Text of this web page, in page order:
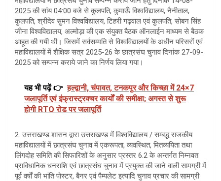
2025 की सांय 04:00 बजे से कुलपति, कुमाऊँ विश्वविद्यालय, नैनीताल,
कुलपति, श्रीदेव सुमन विश्वविद्यालय, टिहरी गढ़वाल एवं कुलपति, सोबन सिंह
जीना विश्वविद्यालय, अल्मोड़ा की एक संयुक्त बैठक ऑनलाईन माध्यम से बैठक
आहूत की गयी थी। जिसमें सर्वसम्मति से विश्वविद्यालयों के अधीन परिसरों एवं
महाविद्यालयों में शैक्षिक सत्र 2025-26 के छात्रसंघ चुनाव दिनांक 27-09-
2025 को सम्पन्न कराये जाने का निर्णय लिया गया।
यह भी पढ़ें 👉 हल्द्वानी, चंपावत, टनकपुर और किच्छा में 24×7
जलापूर्ति एवं इंफ्रास्ट्रक्चर कार्यों की समीक्षा; अगस्त से शुरू
होगी RTO रोड पर जलापूर्ति
2. उत्तराखण्ड शासन द्वारा उत्तराखण्ड में विश्वविद्यालय / सम्बद्ध राजकीय
महाविद्यालयों में छात्रसंघ चुनाव में एकरूपता, व्यवस्थित, मितव्ययिता तथा
लिंगदोह समिति की सिफारिशों के अनुसार प्रस्तर 6.2 के अन्तर्गत निम्नवत
प्राविधानिक धनराशि एवं छात्रसंघ चुनाव में प्रयुक्त की जाने वाली सामग्री में
पूर्व वर्षों की भांति पोस्टर, बैनर एवं पैम्पलेट इत्यादि चुनाव प्रचार की सामग्री